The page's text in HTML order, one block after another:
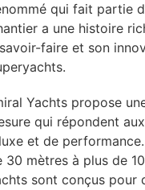
qui fait partie
a une histoire
faire et son
Yachts propose
qui répondent
et de
30 mètres à plus de
sont conçus pour